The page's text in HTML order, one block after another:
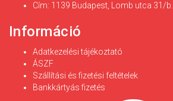
Cím: 1139 Budapest, Lomb utca 31/b.
Információ
Adatkezelési tájékoztató
ÁSZF
Szállítási és fizetési feltételek
Bankkártyás fizetés